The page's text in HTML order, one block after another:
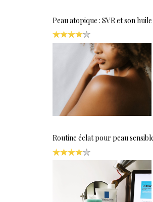
Peau atopique : SVR et son
Routine éclat pour peau